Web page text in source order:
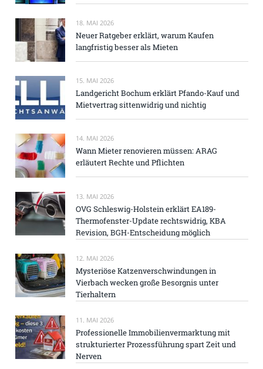
18. MAI 2026
Neuer Ratgeber erklärt, warum Kaufen
langfristig besser als Mieten
15. MAI 2026
Landgericht Bochum erklärt Pfando-Kauf und
Mietvertrag sittenwidrig und nichtig
14. MAI 2026
Wann Mieter renovieren müssen: ARAG
erläutert Rechte und Pflichten
13. MAI 2026
OVG Schleswig-Holstein erklärt EA189-
Thermofenster-Update rechtswidrig, KBA
Revision, BGH-Entscheidung möglich
12. MAI 2026
Mysteriöse Katzenverschwindungen in
Vierbach wecken große Besorgnis unter
Tierhaltern
11. MAI 2026
Professionelle Immobilienvermarktung mit
strukturierter Prozessführung spart Zeit und
Nerven